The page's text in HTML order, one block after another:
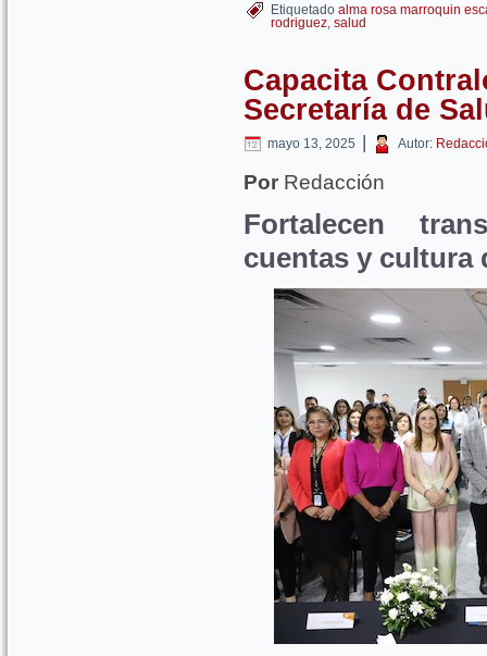
Etiquetado alma rosa marroquin
rodriguez, salud
Capacita
Secretaría de
mayo 13, 2025 | Autor:
Por Redacción
Fortalecen
cuentas y cultura